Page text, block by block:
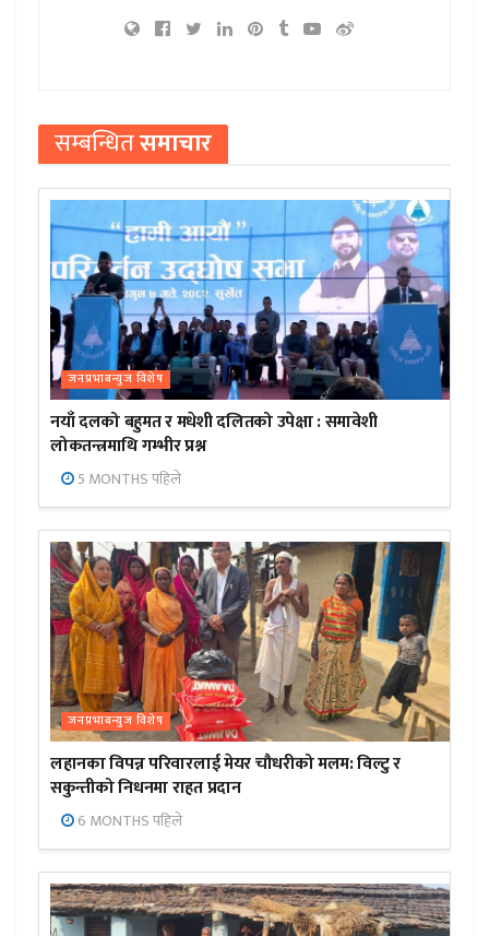
सम्बन्धितसमाचार
जनप्रभाबन्युज विशेष
नयाँ दलको बहुमत र मधेशी दलितको उपेक्षा : समावेशी
लोकतन्त्रमाथि गम्भीर प्रश्न
5 MONTHS पहिले
जनप्रभाबन्युज विशेष
लहानका विपन्न परिवारलाई मेयर चौधरीको मलम: विल्टु र
सकुन्तीको निधनमा राहत प्रदान
6 MONTHS पहिले